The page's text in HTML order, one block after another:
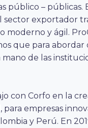
público – públicas.
sector exportador
y ágil.
que para abordar
de las
con Corfo en la
empresas
y Perú. En